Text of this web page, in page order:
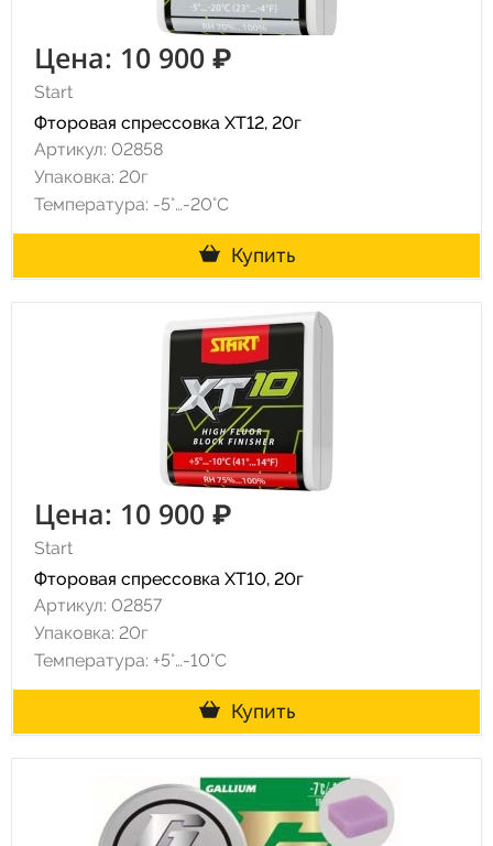
Цена: 10 900 ₽
Start
Фторовая спрессовка XT12, 20г
Артикул: 02858
Упаковка: 20г
Температура: -5°…-20°C
Купить
Цена: 10 900 ₽
Start
Фторовая спрессовка XT10, 20г
Артикул: 02857
Упаковка: 20г
Температура: +5°…-10°C
Купить